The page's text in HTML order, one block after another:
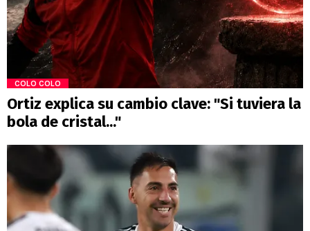
COLO COLO
Ortiz explica su cambio clave: "Si tuviera la
bola de cristal..."